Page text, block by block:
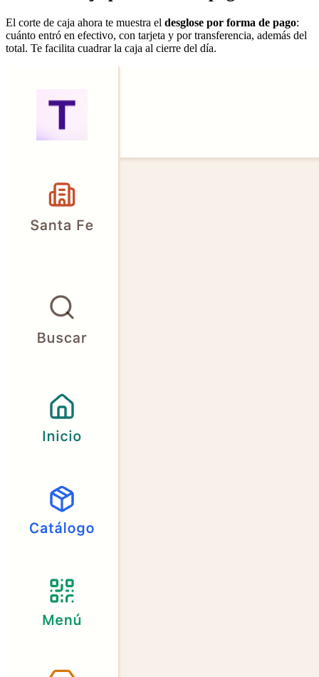
El corte de caja ahora te muestra el desglose por forma de pago:
cuánto entró en efectivo, con tarjeta y por transferencia, además del
total. Te facilita cuadrar la caja al cierre del día.